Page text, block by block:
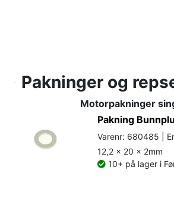
Pakninger og
Motorpakninger
Pakning
Varenr: 680485 |
12,2 x 20 x 2mm
10+ på lager i